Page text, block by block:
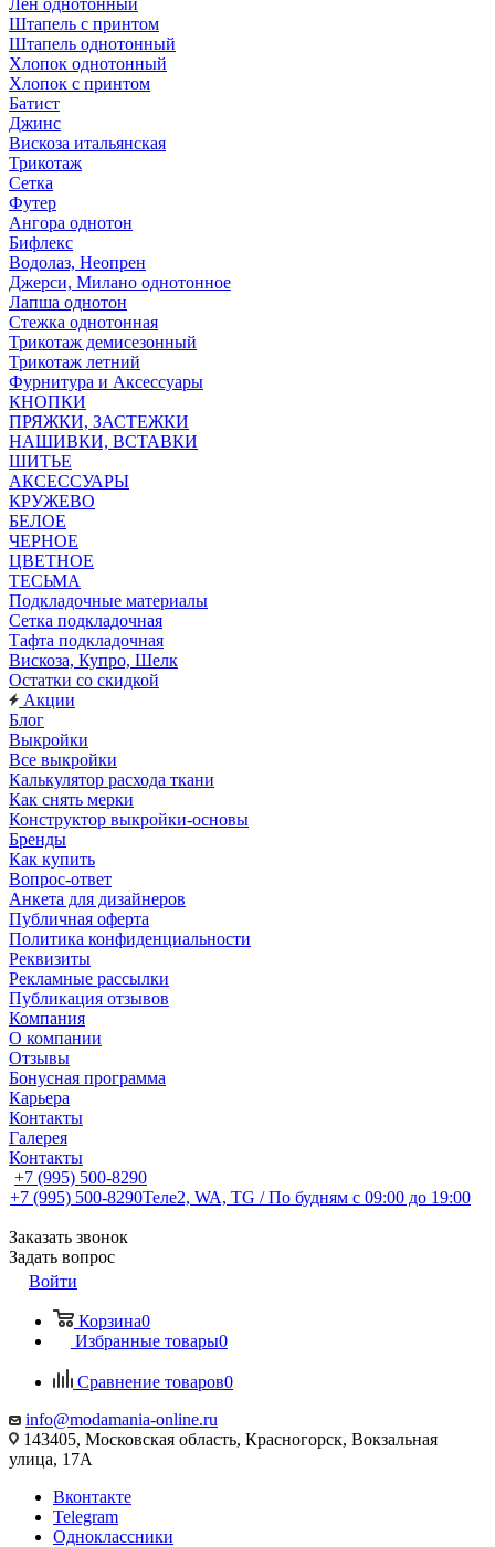
Лен однотонный
Штапель с принтом
Штапель однотонный
Хлопок однотонный
Хлопок с принтом
Батист
Джинс
Вискоза итальянская
Трикотаж
Сетка
Футер
Ангора однотон
Бифлекс
Водолаз, Неопрен
Джерси, Милано однотонное
Лапша однотон
Стежка однотонная
Трикотаж демисезонный
Трикотаж летний
Фурнитура и Аксессуары
КНОПКИ
ПРЯЖКИ, ЗАСТЕЖКИ
НАШИВКИ, ВСТАВКИ
ШИТЬЕ
АКСЕССУАРЫ
КРУЖЕВО
БЕЛОЕ
ЧЕРНОЕ
ЦВЕТНОЕ
ТЕСЬМА
Подкладочные материалы
Сетка подкладочная
Тафта подкладочная
Вискоза, Купро, Шелк
Остатки со скидкой
Акции
Блог
Выкройки
Все выкройки
Калькулятор расхода ткани
Как снять мерки
Конструктор выкройки-основы
Бренды
Как купить
Вопрос-ответ
Анкета для дизайнеров
Публичная оферта
Политика конфиденциальности
Реквизиты
Рекламные рассылки
Публикация отзывов
Компания
О компании
Отзывы
Бонусная программа
Карьера
Контакты
Галерея
Контакты
+7 (995) 500-8290
+7 (995) 500-8290Теле2, WA, TG / По будням c 09:00 до 19:00
Заказать звонок
Задать вопрос
Войти
Корзина0
Избранные товары0
Сравнение товаров0
info@modamania-online.ru
143405, Московская область, Красногорск, Вокзальная
улица, 17А
Вконтакте
Telegram
Одноклассники